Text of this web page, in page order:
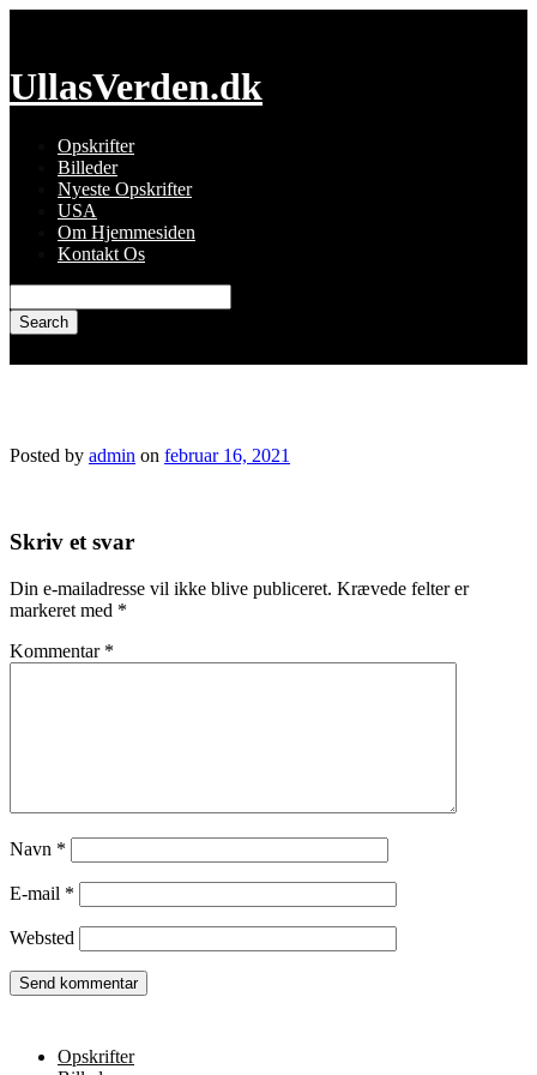
UllasVerden.dk
Opskrifter
Billeder
Nyeste Opskrifter
USA
Om Hjemmesiden
Kontakt Os
for:
Posted by admin on februar 16, 2021
Skriv et svar
Din e-mailadresse vil ikke blive publiceret. Krævede felter er
markeret med *
Kommentar *
Navn *
E-mail *
Websted
Opskrifter